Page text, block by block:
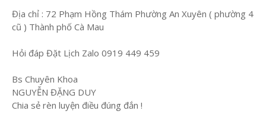
Địa chỉ : 72 Phạm Hồng Thám Phường An Xuyên ( phường 4
cũ ) Thành phố Cà Mau
Hỏi đáp Đặt Lịch Zalo 0919 449 459
Bs Chuyên Khoa
NGUYỄN ĐẶNG DUY
Chia sẻ rèn luyện điều đúng đắn !